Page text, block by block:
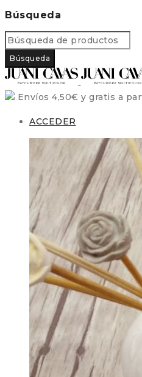
Búsqueda
Envíos 4,50€ y gratis a
ACCEDER